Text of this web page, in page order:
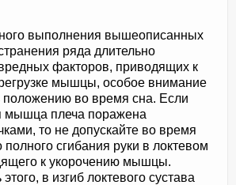
выполнения вышеописанных
ряда длительно
факторов, приводящих к
мышцы, особое внимание
положению во время сна. Если
мышца плеча поражена
то не допускайте во время
полного сгибания руки в локтевом
к укорочению мышцы.
в изгиб локтевого сустава